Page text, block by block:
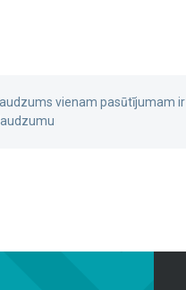
vienam pasūtījumam ir